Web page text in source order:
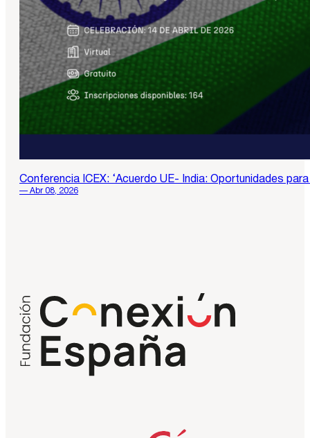
Conferencia ICEX: ‘Acuerdo UE- India: Oportunidades
— Abr 08, 2026